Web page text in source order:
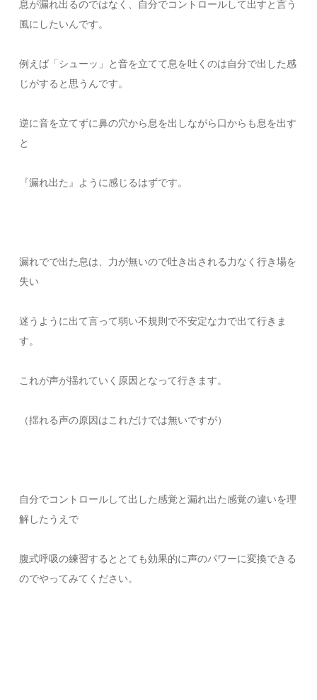
息が漏れ出るのではなく、自分でコントロールして出すと言う
風にしたいんです。
例えば「シューッ」と音を立てて息を吐くのは自分で出した感
じがすると思うんです。
逆に音を立てずに鼻の穴から息を出しながら口からも息を出す
と
『漏れ出た』ように感じるはずです。
漏れでで出た息は、力が無いので吐き出される力なく行き場を
失い
迷うように出て言って弱い不規則で不安定な力で出て行きま
す。
これが声が揺れていく原因となって行きます。
（揺れる声の原因はこれだけでは無いですが）
自分でコントロールして出した感覚と漏れ出た感覚の違いを理
解したうえで
腹式呼吸の練習するととても効果的に声のパワーに変換できる
のでやってみてください。